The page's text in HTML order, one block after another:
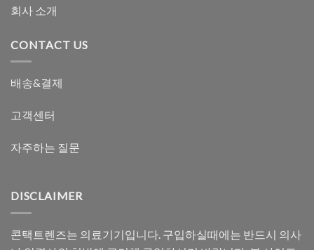
회사 소개
CONTACT US
배송&결제
고객센터
자주하는 질문
DISCLAIMER
콘택트렌즈는 의료기기입니다. 구입하실때에는 반드시 의사